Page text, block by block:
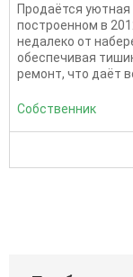
Продаётся уютная
построенном в
недалеко от
обеспечивая
ремонт, что даёт
Собственник